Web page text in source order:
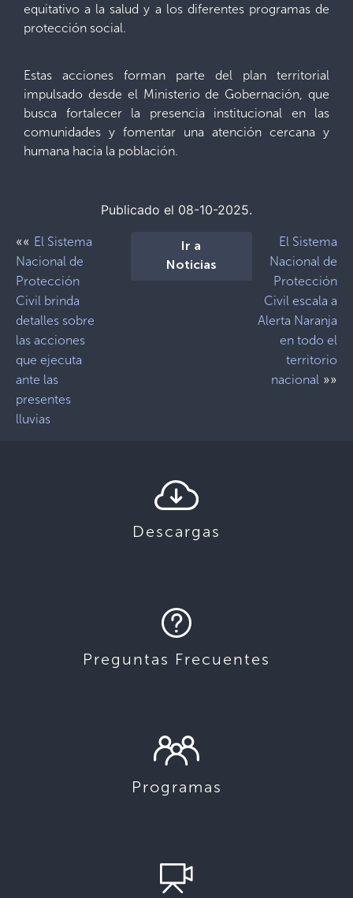
equitativo a la salud y a los diferentes programas de
protección social.
Estas acciones forman parte del plan territorial
impulsado desde el Ministerio de Gobernación, que
busca fortalecer la presencia institucional en las
comunidades y fomentar una atención cercana y
humana hacia la población.
Publicado el 08-10-2025.
«« El Sistema
Nacional de
Protección
Civil brinda
detalles sobre
las acciones
que ejecuta
ante las
presentes
lluvias
Ir a
Noticias
El Sistema
Nacional de
Protección
Civil escala a
Alerta Naranja
en todo el
territorio
nacional »»
Descargas
Preguntas Frecuentes
Programas